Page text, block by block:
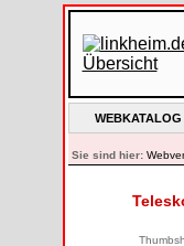
WEBKATALOG
Sie sind hier: